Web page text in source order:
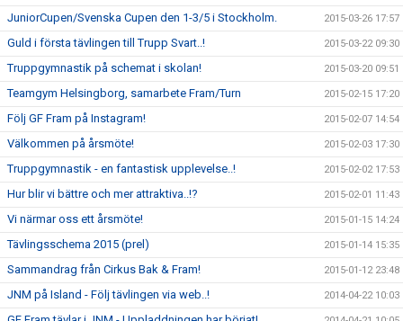
JuniorCupen/Svenska Cupen den 1-3/5 i Stockholm. 2015-03-26 17:57
Guld i första tävlingen till Trupp Svart..! 2015-03-22 09:30
Truppgymnastik på schemat i skolan! 2015-03-20 09:51
Teamgym Helsingborg, samarbete Fram/Turn 2015-02-15 17:20
Följ GF Fram på Instagram! 2015-02-07 14:54
Välkommen på årsmöte! 2015-02-03 17:30
Truppgymnastik - en fantastisk upplevelse..! 2015-02-02 17:53
Hur blir vi bättre och mer attraktiva..!? 2015-02-01 11:43
Vi närmar oss ett årsmöte! 2015-01-15 14:24
Tävlingsschema 2015 (prel) 2015-01-14 15:35
Sammandrag från Cirkus Bak & Fram! 2015-01-12 23:48
JNM på Island - Följ tävlingen via web..! 2014-04-22 10:03